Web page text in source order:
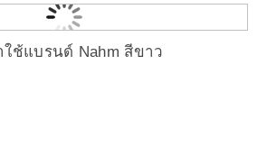
ช้แบรนด์ Nahm สีขาว